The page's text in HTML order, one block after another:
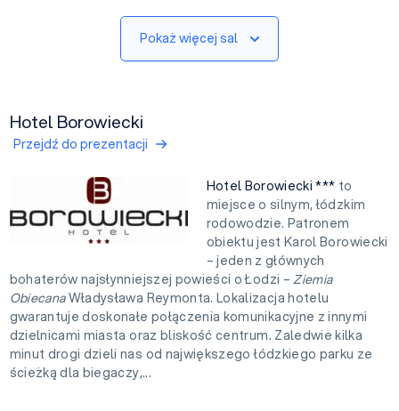
Pokaż więcej sal
Hotel Borowiecki
Przejdź do prezentacji
Hotel Borowiecki *** to
miejsce o silnym, łódzkim
rodowodzie. Patronem
obiektu jest Karol Borowiecki
– jeden z głównych
bohaterów najsłynniejszej powieści o Łodzi –Ziemia
ObiecanaWładysława Reymonta. Lokalizacja hotelu
gwarantuje doskonałe połączenia komunikacyjne z innymi
dzielnicami miasta oraz bliskość centrum. Zaledwie kilka
minut drogi dzieli nas od największego łódzkiego parku ze
ścieżką dla biegaczy,...